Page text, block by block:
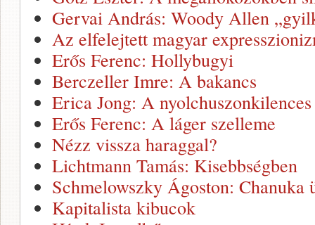
Gervai András: Woody Allen
Az elfelejtett magyar
Erős Ferenc: Hollybugyi
Berczeller Imre: A bakancs
Erica Jong: A
Erős Ferenc: A láger szelleme
Nézz vissza haraggal?
Lichtmann Tamás: Kisebbségben
Schmelowszky Ágoston: Chanuka
Kapitalista kibucok